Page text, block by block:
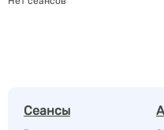
Сеансы